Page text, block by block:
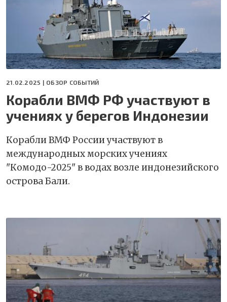
21.02.2025 | ОБЗОР СОБЫТИЙ
Корабли ВМФ РФ участвуют в
учениях у берегов Индонезии
Корабли ВМФ России участвуют в
международных морских учениях
"Комодо-2025" в водах возле индонезийского
острова Бали.